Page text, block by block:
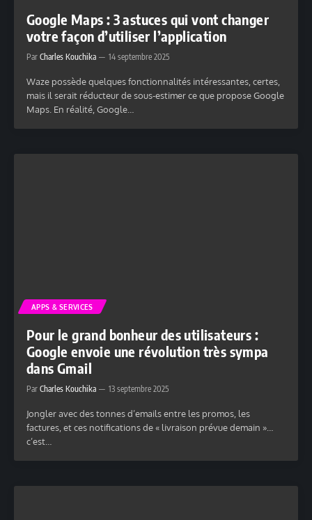
Google Maps : 3 astuces qui vont changer
votre façon d’utiliser l’application
Par Charles Kouchika 14 septembre 2025
Waze possède quelques fonctionnalités intéressantes, certes,
mais il serait réducteur de sous-estimer ce que propose Google
Maps. En réalité, Google…
APPS & SERVICES
Pour le grand bonheur des utilisateurs :
Google envoie une révolution très sympa
dans Gmail
Par Charles Kouchika 13 septembre 2025
Jongler avec des tonnes d’emails entre les promos, les
factures, et ces notifications de « livraison prévue demain »…
c’est…